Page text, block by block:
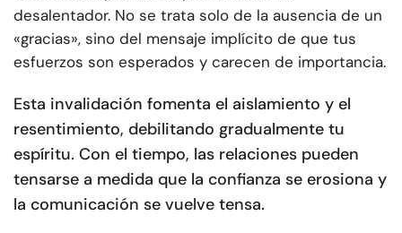
desalentador. No se trata solo de la ausencia de un
«gracias», sino del mensaje implícito de que tus
esfuerzos son esperados y carecen de importancia.
Esta invalidación fomenta el aislamiento y el
resentimiento, debilitando gradualmente tu
espíritu. Con el tiempo, las relaciones pueden
tensarse a medida que la confianza se erosiona y
la comunicación se vuelve tensa.